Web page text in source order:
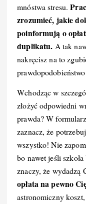
mnóstwa stresu.
zrozumieć, jakie
poinformują o
duplikatu. A tak
nakręcisz na to
Wchodząc w
złożyć odpowiedni
prawda? W
zaznacz, że
wszystko! Nie
bo nawet jeśli
znaczy, że wydadzą
opłata na pewno
astronomiczny